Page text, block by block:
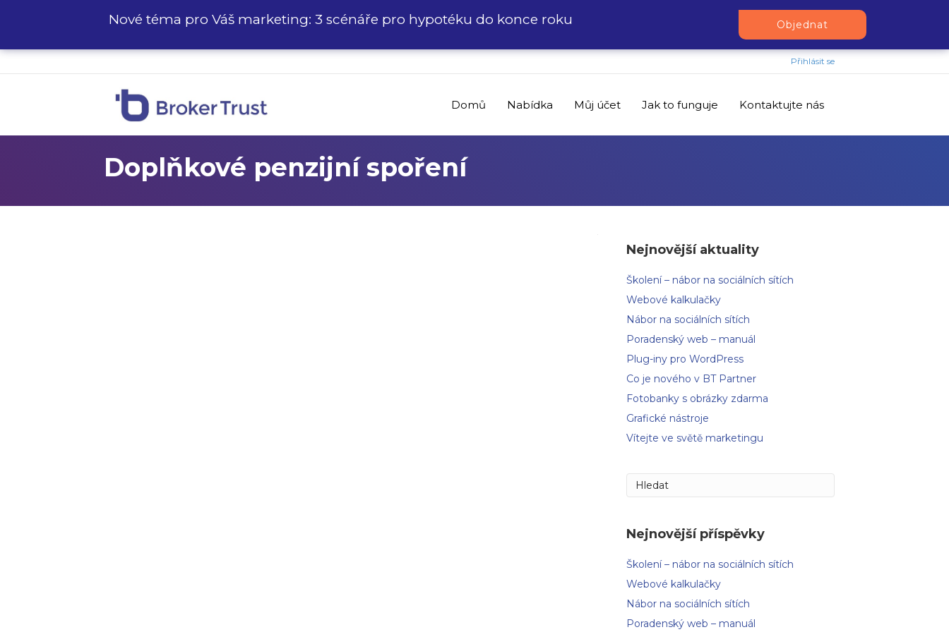
Přihlásit se
Domů Nabídka Můj účet Jak to funguje Kontaktujte nás
Doplňkové penzijní spoření
Nejnovější aktuality
Školení – nábor na sociálních sítích
Webové kalkulačky
Nábor na sociálních sítích
Poradenský web – manuál
Plug-iny pro WordPress
Co je nového v BT Partner
Fotobanky s obrázky zdarma
Grafické nástroje
Vítejte ve světě marketingu
Nejnovější příspěvky
Školení – nábor na sociálních sítích
Webové kalkulačky
Nábor na sociálních sítích
Poradenský web – manuál
Nové téma pro Váš marketing: 3 scénáře pro hypotéku do konce roku Objednat